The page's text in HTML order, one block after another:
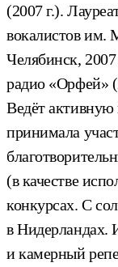
(2007 г.).
вокалистов
Челябинск,
радио «Орфей»
Ведёт активную
принимала
(в качестве
конкурсах. С
в
и камерный